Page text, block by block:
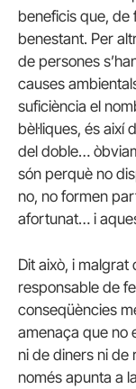
beneficis que, de
benestant. Per
de persones
causes
suficiència el
bèl·liques, és així
del doble…
són perquè no
no, no formen
afortunat… i
Dit això, i
responsable de
conseqüències
amenaça que no
ni de diners ni
només apunta a